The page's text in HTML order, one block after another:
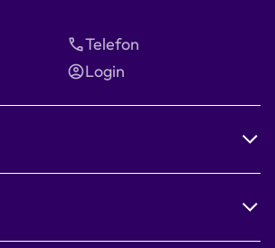
Telefon
Login